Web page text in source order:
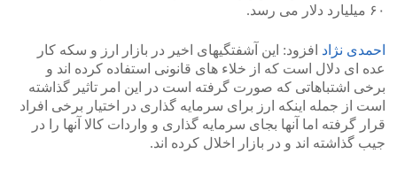
۶۰ میلیارد دلار می رسد.
احمدی نژاد افزود: این آشفتگیهای اخیر در بازار ارز و سکه کار
عده ای دلال است که از خلاء های قانونی استفاده کرده اند و
برخی اشتباهاتی که صورت گرفته است در این امر تاثیر گذاشته
است از جمله اینکه ارز برای سرمایه گذاری در اختیار برخی افراد
قرار گرفته اما آنها بجای سرمایه گذاری و واردات کالا آنها را در
جیب گذاشته اند و در بازار اخلال کرده اند.